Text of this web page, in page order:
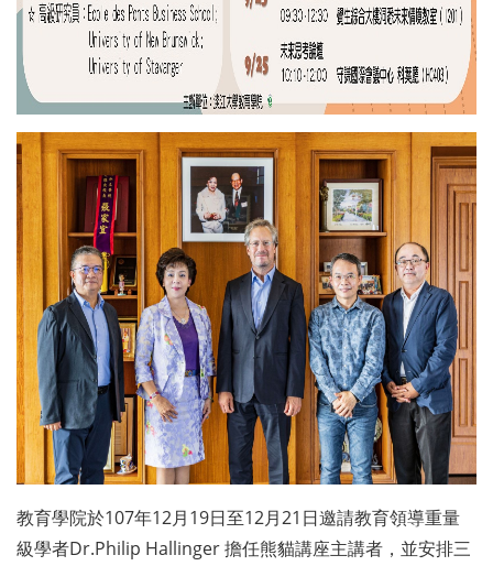
教育學院於107年12月19日至12月21日邀請教育領導重量
級學者Dr.Philip Hallinger 擔任熊貓講座主講者，並安排三